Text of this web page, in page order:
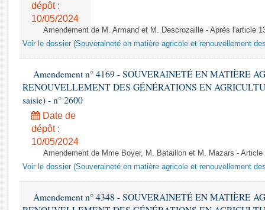
dépôt :
10/05/2024
Amendement de M. Armand et M. Descrozaille - Après l'article
Voir le dossier (Souveraineté en matière agricole et renouvellement
Amendement n° 4169 - SOUVERAINETÉ EN MATIÈRE
RENOUVELLEMENT DES GÉNÉRATIONS EN
saisie) - n° 2600
Date de
dépôt :
10/05/2024
Amendement de Mme Boyer, M. Bataillon et M. Mazars -
Voir le dossier (Souveraineté en matière agricole et renouvellement
Amendement n° 4348 - SOUVERAINETÉ EN MATIÈRE